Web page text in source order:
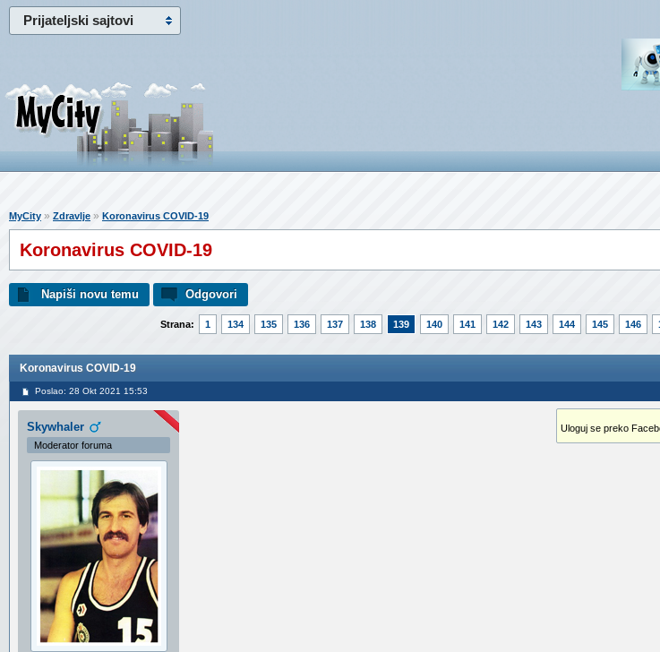
Prijateljski sajtovi
MyCity » Zdravlje » Koronavirus COVID-19
Koronavirus COVID-19
Napiši novu temu Odgovori
Strana: 1 134 135 136 137 138 139 140 141 142 143 144 145 146
Koronavirus COVID-19
Poslao: 28 Okt 2021 15:53
Skywhaler
Moderator foruma
Uloguj se preko